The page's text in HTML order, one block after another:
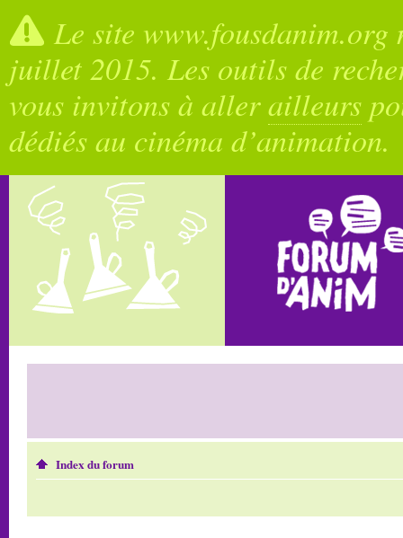
Le site
juillet 2015. Les outils de
vous invitons à allerailleurs
dédiés au cinéma d’animation.
Index du forum